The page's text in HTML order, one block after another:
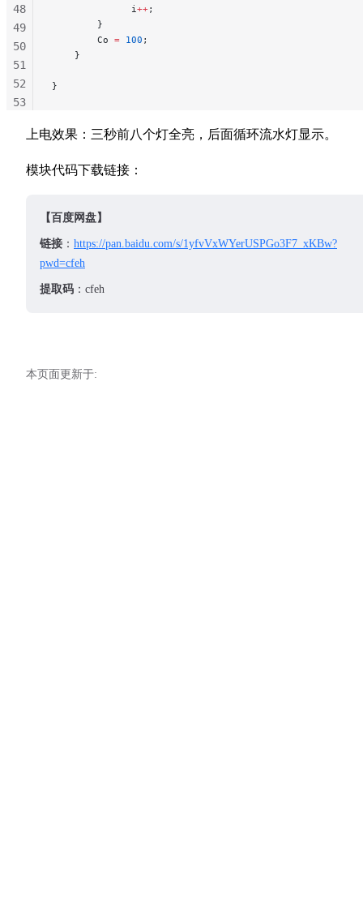
              i
++;
        }
        Co
= 100 ;
    }
}
48
49
50
51
52
53
上电效果：三秒前八个灯全亮，后面循环流水灯显示。
模块代码下载链接：
【百度网盘】
链接 ： https://pan.baidu.com/s/1yfvVxWYerUSPGo3F7_xKBw?
pwd=cfeh
提取码 ：cfeh
本页面更新于: